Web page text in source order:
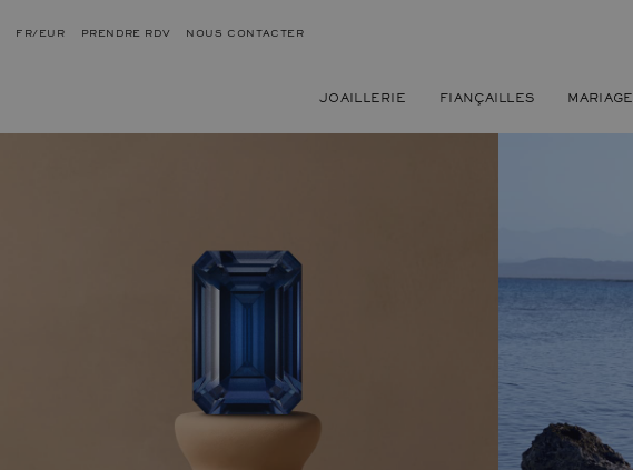
FR/EUR PRENDRE RDV NOUS CONTACTER
JOAILLERIE FIANÇAILLES MARIAGE